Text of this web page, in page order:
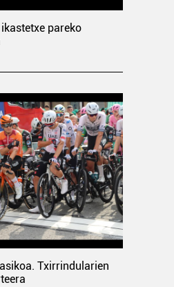
pareko
Txirrindularien